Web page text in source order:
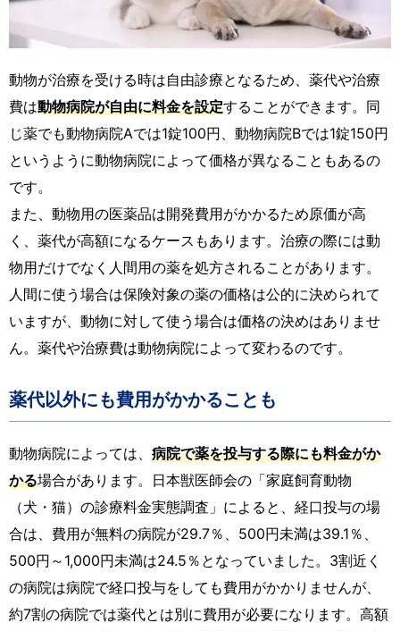
動物が治療を受ける時は自由診療となるため、薬代や治療
費は動物病院が自由に料金を設定することができます。同
じ薬でも動物病院Aでは1錠100円、動物病院Bでは1錠150円
というように動物病院によって価格が異なることもあるの
です。
また、動物用の医薬品は開発費用がかかるため原価が高
く、薬代が高額になるケースもあります。治療の際には動
物用だけでなく人間用の薬を処方されることがあります。
人間に使う場合は保険対象の薬の価格は公的に決められて
いますが、動物に対して使う場合は価格の決めはありませ
ん。薬代や治療費は動物病院によって変わるのです。
薬代以外にも費用がかかることも
動物病院によっては、 病院で薬を投与する際にも料金がか
かる場合があります。日本獣医師会の「家庭飼育動物
（犬・猫）の診療料金実態調査」によると、経口投与の場
合は、費用が無料の病院が29.7％、500円未満は39.1％、
500円～1,000円未満は24.5％となっていました。3割近く
の病院は病院で経口投与をしても費用がかかりませんが、
約7割の病院では薬代とは別に費用が必要になります。高額